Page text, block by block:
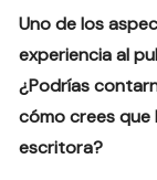
Uno de los
experiencia al
¿Podrías
cómo crees que
escritora?